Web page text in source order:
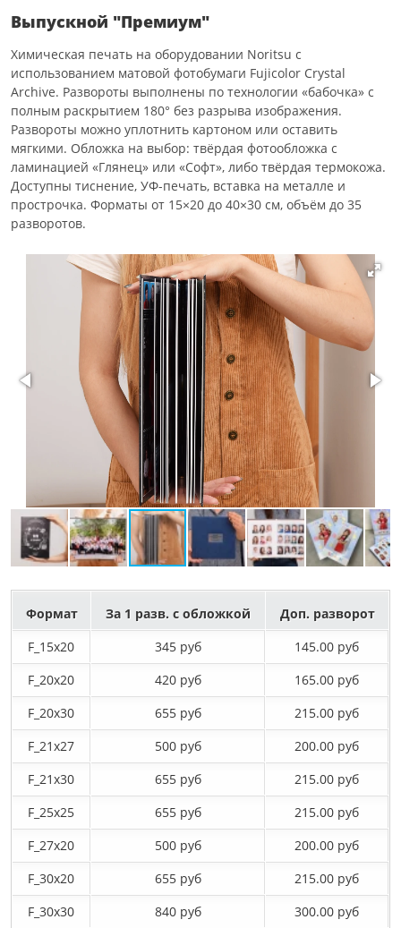
Выпускной "Премиум"
Химическая печать на оборудовании Noritsu с
использованием матовой фотобумаги Fujicolor Crystal
Archive. Развороты выполнены по технологии «бабочка» с
полным раскрытием 180° без разрыва изображения.
Развороты можно уплотнить картоном или оставить
мягкими. Обложка на выбор: твёрдая фотообложка с
ламинацией «Глянец» или «Софт», либо твёрдая термокожа.
Доступны тиснение, УФ-печать, вставка на металле и
прострочка. Форматы от 15×20 до 40×30 см, объём до 35
разворотов.
Формат За 1 разв. с обложкой
Доп. разворот
F_15х20
345 руб
145.00 руб
F_20х20
420 руб
165.00 руб
F_20х30
655 руб
215.00 руб
F_21х27
500 руб
200.00 руб
F_21х30
655 руб
215.00 руб
F_25х25
655 руб
215.00 руб
F_27x20
500 руб
200.00 руб
F_30х20
655 руб
215.00 руб
F_30х30
840 руб 300.00 руб